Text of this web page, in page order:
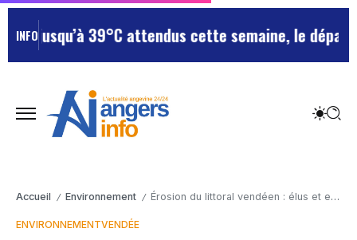
INFO 39°C attendus cette semaine, le
Accueil / Environnement / Érosion du littoral vendéen : élus et experts appellent à anticiper les transformations
ENVIRONNEMENTVENDÉE